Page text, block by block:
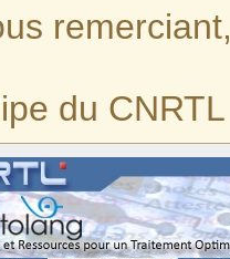
remerciant,
du CNRTL